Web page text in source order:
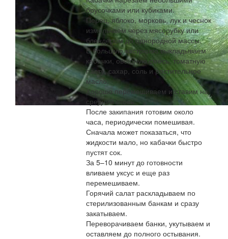
брусочками или кубиками.
Перец, яблоко, морковь, лук и чеснок
измельчаем через мясорубку или
блендером до однородной массы.
В большую кастрюлю выкладываем
кабачки, овощную смесь, томатную
пасту, сахар, соль и растительное
масло.
Хорошо перемешиваем и ставим на
средний огонь.
После закипания готовим около
часа, периодически помешивая.
Сначала может показаться, что
жидкости мало, но кабачки быстро
пустят сок.
За 5–10 минут до готовности
вливаем уксус и еще раз
перемешиваем.
Горячий салат раскладываем по
стерилизованным банкам и сразу
закатываем.
Переворачиваем банки, укутываем и
оставляем до полного остывания.